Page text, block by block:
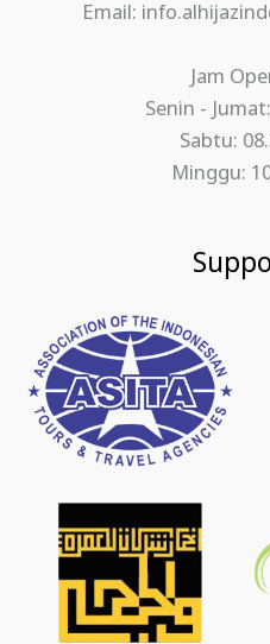
Email:
Jam
Senin -
Sabtu:
Minggu: